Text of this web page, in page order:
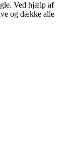
Ved hjælp af
og dække alle